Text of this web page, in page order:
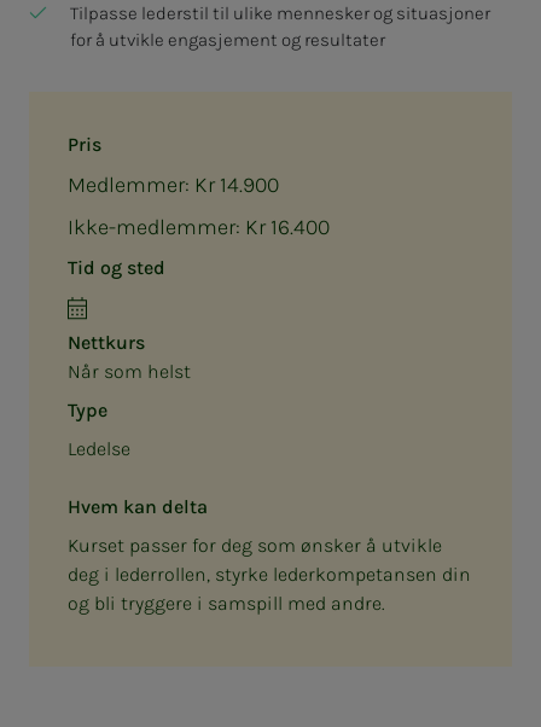
Pris
Medlemmer: Kr 14.900
Ikke-medlemmer: Kr 16.400
Tid og sted
Nettkurs
Når som helst
Type
Ledelse
Hvem kan delta
Kurset passer for deg som ønsker å utvikle
deg i lederrollen, styrke lederkompetansen din
og bli tryggere i samspill med andre.
Tilpasse lederstil til ulike mennesker og situasjoner
for å utvikle engasjement og resultater